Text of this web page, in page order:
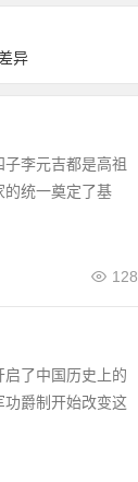
异
李元吉都是高祖
的统一奠定了基
128
了中国历史上的
功爵制开始改变这